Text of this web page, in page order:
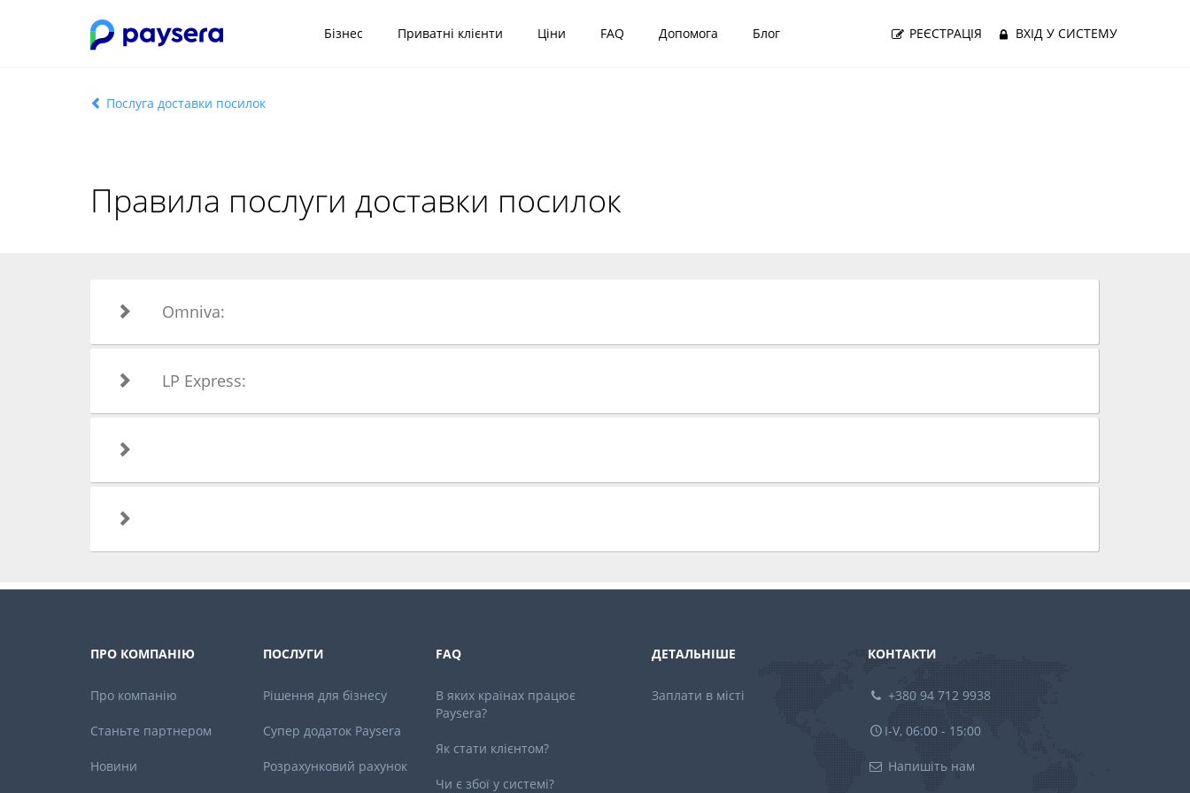
Бізнес Приватні клієнти Ціни FAQ Допомога Блог РЕЄСТРАЦІЯ ВХІД У СИСТЕМУ
Послуга доставки посилок
Правила послуги доставки посилок
Omniva:
LP Express:
ПРО КОМПАНІЮ
Про компанію
Станьте партнером
Новини
ПОСЛУГИ
Рішення для бізнесу
Супер додаток Paysera
Розрахунковий рахунок
FAQ
В яких країнах працює
Paysera?
Як стати клієнтом?
Чи є збої у системі?
ДЕТАЛЬНІШЕ
Заплати в місті
КОНТАКТИ
+380 94 712 9938
I-V, 06:00 - 15:00
Напишіть нам